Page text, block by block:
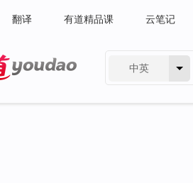
翻译 有道精品课 云笔记
中英